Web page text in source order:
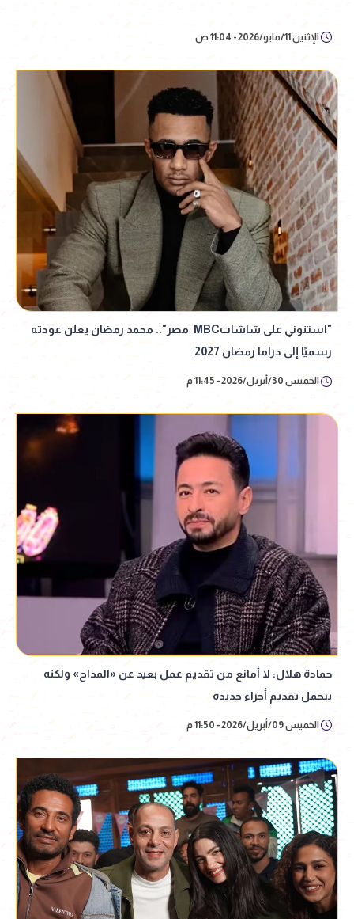
الإثنين 11/مايو/2026 - 11:04 ص
"استنوني على شاشاتMBC مصر".. محمد رمضان يعلن عودته
رسميًا إلى دراما رمضان 2027
الخميس 30/أبريل/2026 - 11:45 م
حمادة هلال: لا أمانع من تقديم عمل بعيد عن «المداح» ولكنه
يتحمل تقديم أجزاء جديدة
الخميس 09/أبريل/2026 - 11:50 م